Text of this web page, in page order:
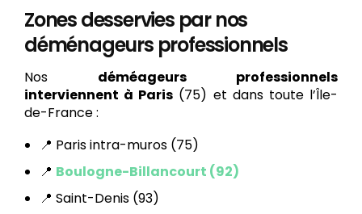
Zones desservies par nos
déménageurs professionnels
Nos déméageurs professionnels
interviennent à Paris (75) et dans toute l’Île-
de-France :
📍 Paris intra-muros (75)
📍 Boulogne-Billancourt (92)
📍 Saint-Denis (93)